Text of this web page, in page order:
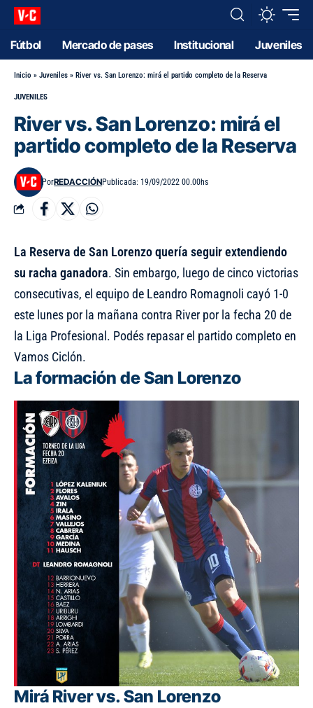
Fútbol Mercado de pases Institucional Juveniles
Inicio » Juveniles » River vs. San Lorenzo: mirá el partido completo de la Reserva
JUVENILES
River vs. San Lorenzo: mirá el
partido completo de la Reserva
PorREDACCIÓNPublicada: 19/09/2022 00.00hs
La Reserva de San Lorenzo quería seguir extendiendo
su racha ganadora. Sin embargo, luego de cinco victorias
consecutivas, el equipo de Leandro Romagnoli cayó 1-0
este lunes por la mañana contra River por la fecha 20 de
la Liga Profesional. Podés repasar el partido completo en
Vamos Ciclón.
La formación de San Lorenzo
Mirá River vs. San Lorenzo